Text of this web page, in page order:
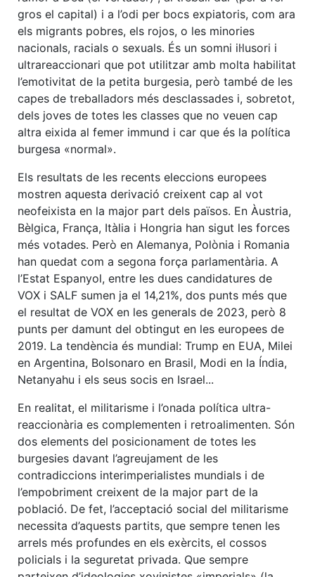
gros el capital) i a l’odi per bocs expiatoris, com ara
els migrants pobres, els rojos, o les minories
nacionals, racials o sexuals. És un somni il·lusori i
ultrareaccionari que pot utilitzar amb molta habilitat
l’emotivitat de la petita burgesia, però també de les
capes de treballadors més desclassades i, sobretot,
dels joves de totes les classes que no veuen cap
altra eixida al femer immund i car que és la política
burgesa «normal».
Els resultats de les recents eleccions europees
mostren aquesta derivació creixent cap al vot
neofeixista en la major part dels països. En Àustria,
Bèlgica, França, Itàlia i Hongria han sigut les forces
més votades. Però en Alemanya, Polònia i Romania
han quedat com a segona força parlamentària. A
l’Estat Espanyol, entre les dues candidatures de
VOX i SALF sumen ja el 14,21%, dos punts més que
el resultat de VOX en les generals de 2023, però 8
punts per damunt del obtingut en les europees de
2019. La tendència és mundial: Trump en EUA, Milei
en Argentina, Bolsonaro en Brasil, Modi en la Índia,
Netanyahu i els seus socis en Israel...
En realitat, el militarisme i l’onada política ultra-
reaccionària es complementen i retroalimenten. Són
dos elements del posicionament de totes les
burgesies davant l’agreujament de les
contradiccions interimperialistes mundials i de
l’empobriment creixent de la major part de la
població. De fet, l’acceptació social del militarisme
necessita d’aquests partits, que sempre tenen les
arrels més profundes en els exèrcits, el cossos
policials i la seguretat privada. Que sempre